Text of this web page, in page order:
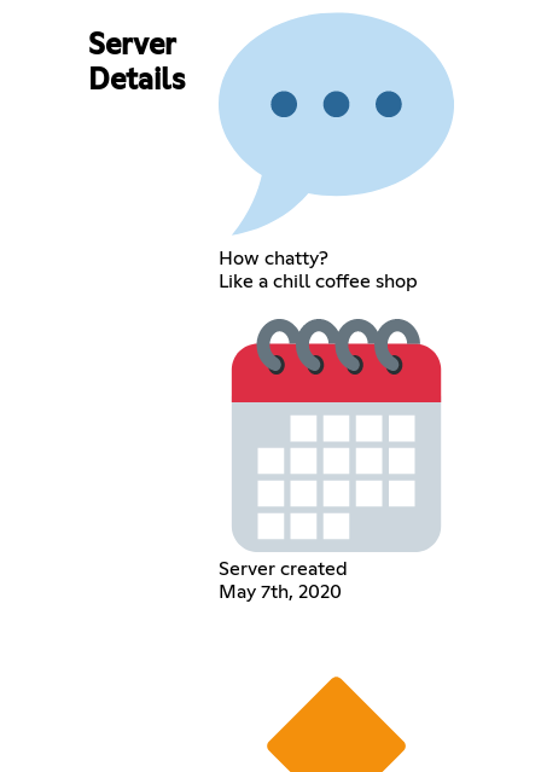
Server
Details
How chatty?
Like a chill coffee shop
Server created
May 7th, 2020